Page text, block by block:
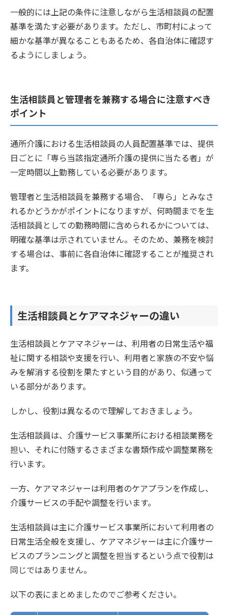
一般的には上記の条件に注意しながら生活相談員の配置
基準を満たす必要があります。ただし、市町村によって
細かな基準が異なることもあるため、各自治体に確認す
るようにしましょう。
生活相談員と管理者を兼務する場合に注意すべき
ポイント
通所介護における生活相談員の人員配置基準では、提供
日ごとに「専ら当該指定通所介護の提供に当たる者」が
一定時間以上勤務している必要があります。
管理者と生活相談員を兼務する場合、「専ら」とみなさ
れるかどうかがポイントになりますが、何時間までを生
活相談員としての勤務時間に含められるかについては、
明確な基準は示されていません。そのため、兼務を検討
する場合は、事前に各自治体に確認することが推奨され
ます。
生活相談員とケアマネジャーの違い
生活相談員とケアマネジャーは、利用者の日常生活や福
祉に関する相談や支援を行い、利用者と家族の不安や悩
みを解消する役割を果たすという目的があり、似通って
いる部分があります。
しかし、役割は異なるので理解しておきましょう。
生活相談員は、介護サービス事業所における相談業務を
担い、それに付随するさまざまな書類作成や調整業務を
行います。
一方、ケアマネジャーは利用者のケアプランを作成し、
介護サービスの手配や調整を行います。
生活相談員は主に介護サービス事業所において利用者の
日常生活全般を支援し、ケアマネジャーは主に介護サー
ビスのプランニングと調整を担当するという点で役割は
同じではありません。
以下の表にまとめましたのでご参考ください。